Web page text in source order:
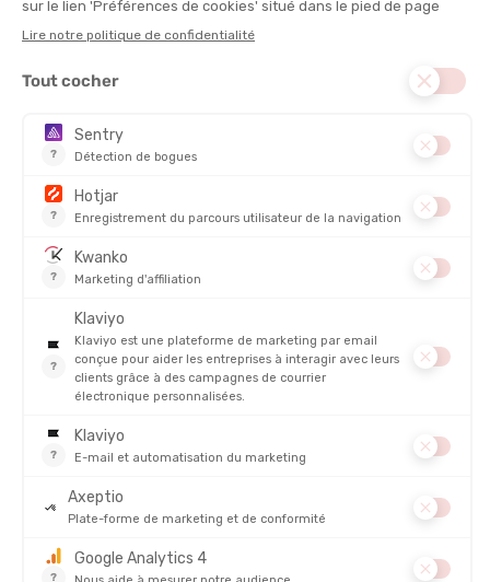
Rythme cardiaque, sommeil, récupération, calories, pas, charge
d’entraînement. Elle garde un œil sur tout. Et
Récapitulatif
Poids: 36 g
Résolution: 466 x 466
Étanchéité: 50 m de profondeur
Diamètre
: 46 mm
Molette: oui
Modes sportifs
Autonomie: 20 H
Comparatif de la Suunto Run vs les autres montres connectées
Légère, compacte et endurante, la
coche toutes
les cases de lamontre connectéepensée pour les coureurs
réguliers. Avec seulement 36 grammes au poignet et une
autonomie impressionnante allant jusqu’à 12 jours en usage